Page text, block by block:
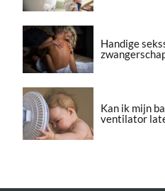
Handige
Kan ik mijn
ventilator